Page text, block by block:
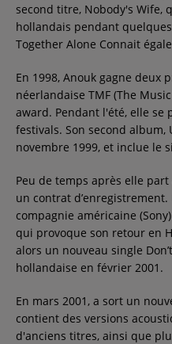
second titre, Nobody's Wife,
hollandais pendant
Together Alone Connait
En 1998, Anouk gagne deux
néerlandaise TMF (The
award. Pendant l'été, elle
festivals. Son second album,
novembre 1999, et inclue le
Peu de temps après elle
un contrat d’enregistrement.
compagnie américaine
qui provoque son retour en
alors un nouveau single
hollandaise en février 2001.
En mars 2001, a sort un
contient des versions
d'anciens titres, ainsi que